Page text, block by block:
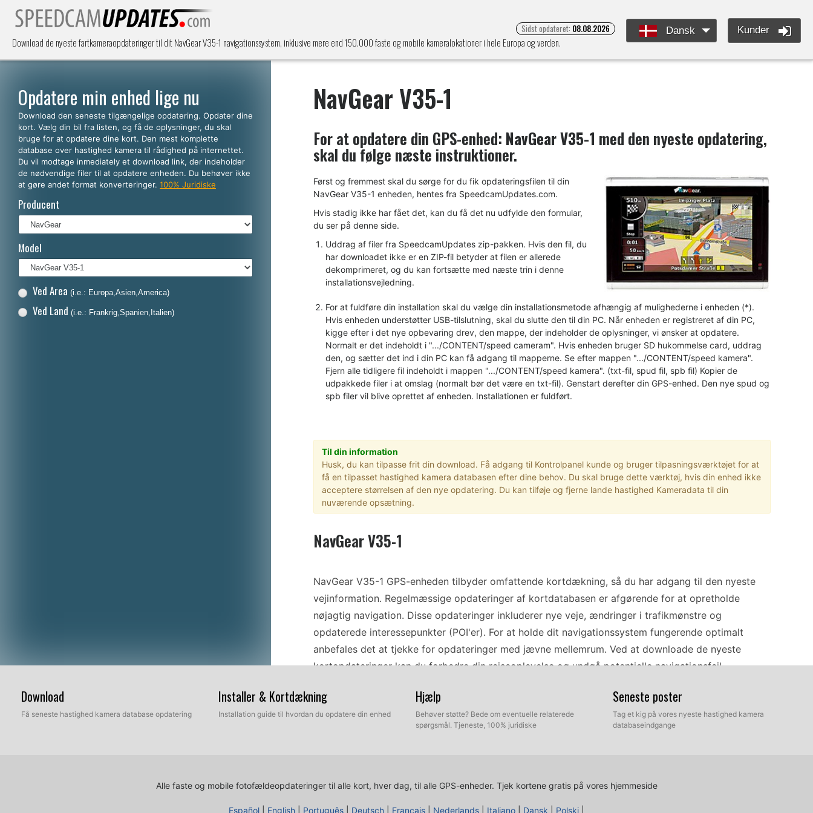
Download de nyeste fartkameraopdateringer til dit NavGear V35-1 navigationssystem, inklusive mere end 150.000 faste og mobile kameralokationer i hele Europa og verden.
Sidst opdateret: 08.08.2026 Dansk Kunder
Opdatere min enhed lige nu
Download den seneste tilgængelige opdatering. Opdater dine
kort. Vælg din bil fra listen, og få de oplysninger, du skal
bruge for at opdatere dine kort. Den mest komplette
database over hastighed kamera til rådighed på internettet.
Du vil modtage inmediately et download link, der indeholder
de nødvendige filer til at opdatere enheden. Du behøver ikke
at gøre andet format konverteringer. 100% Juridiske
Producent
Model
Ved Area (i.e.: Europa,Asien,America)
Ved Land (i.e.: Frankrig,Spanien,Italien)
NavGear V35-1
For at opdatere din GPS-enhed: NavGear V35-1 med den nyeste opdatering,
skal du følge næste instruktioner.
Først og fremmest skal du sørge for du fik opdateringsfilen til din
NavGear V35-1 enheden, hentes fra SpeedcamUpdates.com.
Hvis stadig ikke har fået det, kan du få det nu udfylde den formular,
du ser på denne side.
Uddrag af filer fra SpeedcamUpdates zip-pakken. Hvis den fil, du
har downloadet ikke er en ZIP-fil betyder at filen er allerede
dekomprimeret, og du kan fortsætte med næste trin i denne
installationsvejledning.
For at fuldføre din installation skal du vælge din installationsmetode afhængig af mulighederne i enheden (*).
Hvis enheden understøtter USB-tilslutning, skal du slutte den til din PC. Når enheden er registreret af din PC,
kigge efter i det nye opbevaring drev, den mappe, der indeholder de oplysninger, vi ønsker at opdatere.
Normalt er det indeholdt i ".../CONTENT/speed cameram". Hvis enheden bruger SD hukommelse card, uddrag
den, og sætter det ind i din PC kan få adgang til mapperne. Se efter mappen ".../CONTENT/speed kamera".
Fjern alle tidligere fil indeholdt i mappen ".../CONTENT/speed kamera". (txt-fil, spud fil, spb fil) Kopier de
udpakkede filer i at omslag (normalt bør det være en txt-fil). Genstart derefter din GPS-enhed. Den nye spud og
spb filer vil blive oprettet af enheden. Installationen er fuldført.
Til din information
Husk, du kan tilpasse frit din download. Få adgang til Kontrolpanel kunde og bruger tilpasningsværktøjet for at
få en tilpasset hastighed kamera databasen efter dine behov. Du skal bruge dette værktøj, hvis din enhed ikke
acceptere størrelsen af den nye opdatering. Du kan tilføje og fjerne lande hastighed Kameradata til din
nuværende opsætning.
NavGear V35-1
NavGear V35-1 GPS-enheden tilbyder omfattende kortdækning, så du har adgang til den nyeste
vejinformation. Regelmæssige opdateringer af kortdatabasen er afgørende for at opretholde
nøjagtig navigation. Disse opdateringer inkluderer nye veje, ændringer i trafikmønstre og
opdaterede interessepunkter (POI'er). For at holde dit navigationssystem fungerende optimalt
anbefales det at tjekke for opdateringer med jævne mellemrum. Ved at downloade de nyeste
kortopdateringer kan du forbedre din rejseoplevelse og undgå potentielle navigationsfejl
Opdatering af din NavGear V35-1 er en enkel proces, der kan udføres via USB eller SD-kort.
kort. Når overførslen er fuldført, skal du sikkert fjerne enheden og genstarte den for at sikre, at de
nye kort indlæses korrekt. Følg vejledningen på skærmen for at afslutte installationen.
Download
Få seneste hastighed kamera database opdatering
Installer & Kortdækning
Installation guide til hvordan du opdatere din enhed
Hjælp
Behøver støtte? Bede om eventuelle relaterede
spørgsmål. Tjeneste, 100% juridiske
Seneste poster
Tag et kig på vores nyeste hastighed kamera
databaseindgange
Alle faste og mobile fotofældeopdateringer til alle kort, hver dag, til alle GPS-enheder. Tjek kortene gratis på vores hjemmeside
Español English Português Deutsch Français Nederlands Italiano Dansk Polski